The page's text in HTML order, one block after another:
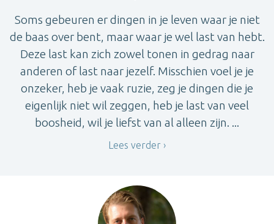
Soms gebeuren er dingen in je leven waar je niet
de baas over bent, maar waar je wel last van hebt.
Deze last kan zich zowel tonen in gedrag naar
anderen of last naar jezelf. Misschien voel je je
onzeker, heb je vaak ruzie, zeg je dingen die je
eigenlijk niet wil zeggen, heb je last van veel
boosheid, wil je liefst van al alleen zijn. ...
Lees verder